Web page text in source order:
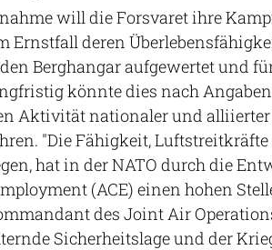
will die Forsvaret ihre
Ernstfall deren
Berghangar aufgewertet und
könnte dies nach
Aktivität nationaler und
"Die Fähigkeit,
hat in der NATO durch die
(ACE) einen hohen
des Joint Air
Sicherheitslage und der